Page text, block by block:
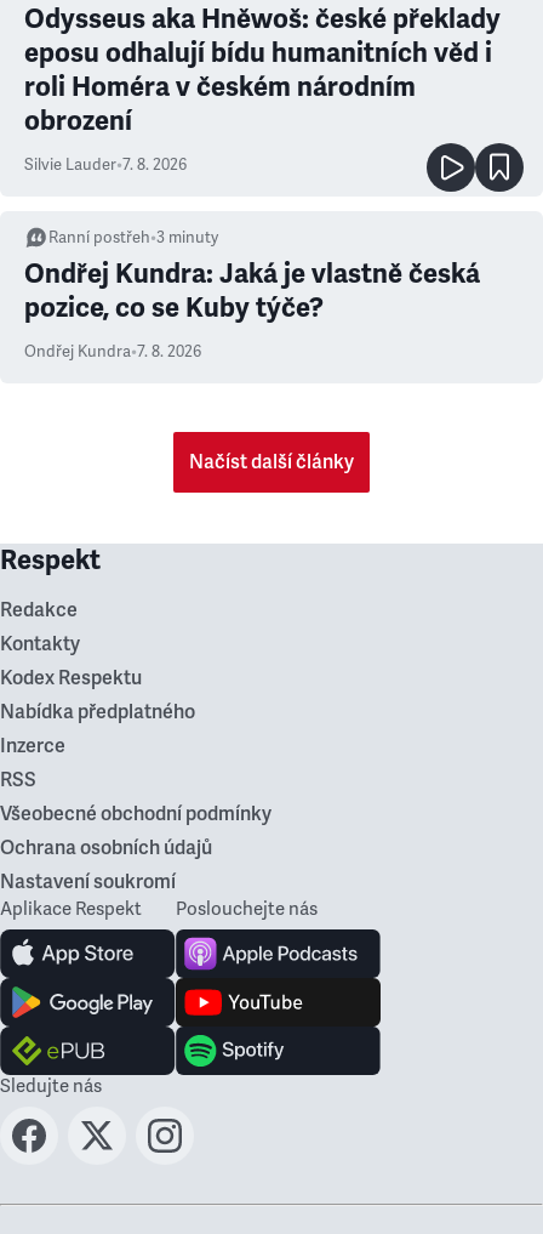
Odysseus aka Hněwoš: české překlady
eposu odhalují bídu humanitních věd i
roli Homéra v českém národním
obrození
Silvie Lauder•7. 8. 2026
Ranní postřeh•3 minuty
Ondřej Kundra: Jaká je vlastně česká
pozice, co se Kuby týče?
Ondřej Kundra•7. 8. 2026
Načíst další články
Respekt
Redakce
Kontakty
Kodex Respektu
Nabídka předplatného
Inzerce
RSS
Všeobecné obchodní podmínky
Ochrana osobních údajů
Nastavení soukromí
Aplikace Respekt Poslouchejte nás
Sledujte nás